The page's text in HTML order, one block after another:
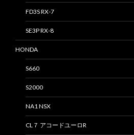
FD3S RX-7
SE3P RX-8
HONDA
S660
S2000
NA1 NSX
CL７ アコードユーロR